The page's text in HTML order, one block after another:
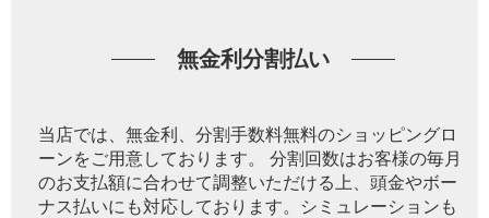
無金利分割払い
当店では、無金利、分割手数料無料のショッピングロ
ーンをご用意しております。 分割回数はお客様の毎月
のお支払額に合わせて調整いただける上、頭金やボー
ナス払いにも対応しております。シミュレーションも